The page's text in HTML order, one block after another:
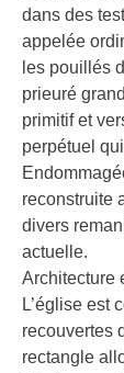
dans des
appelée
les pouillés
prieuré
primitif et
perpétuel
reconstruite
divers
actuelle.
Architecture
L’église est
recouvertes
rectangle